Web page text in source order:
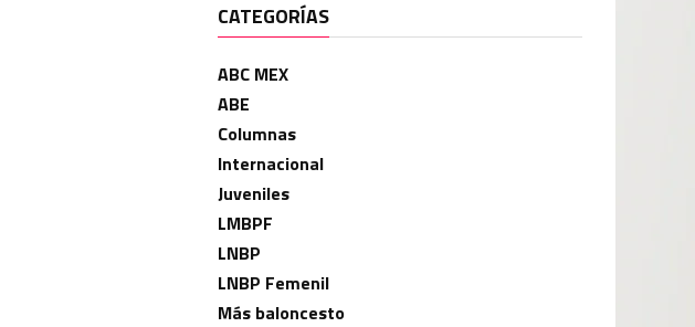
CATEGORÍAS
ABC MEX
ABE
Columnas
Internacional
Juveniles
LMBPF
LNBP
LNBP Femenil
Más baloncesto